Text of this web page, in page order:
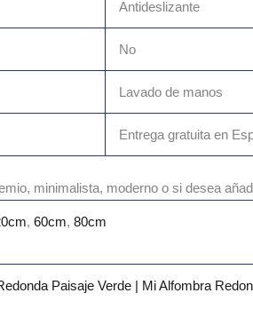
Antideslizante
No
Lavado de manos
Entrega gratuita en
minimalista, moderno o si desea
, 60cm, 80cm
Paisaje Verde | Mi Alfombra